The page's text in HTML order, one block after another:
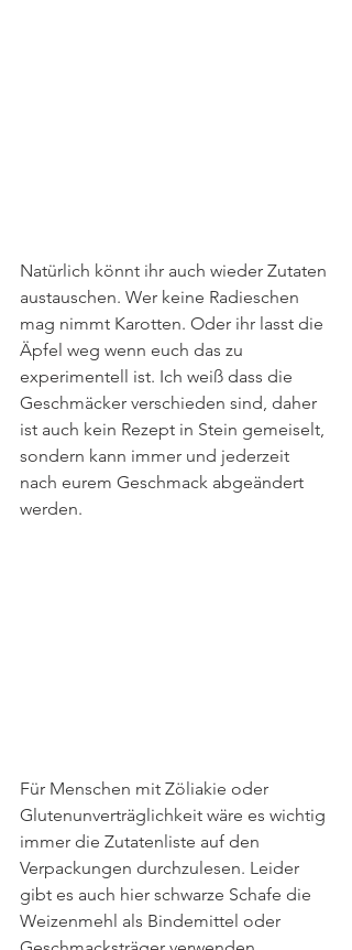
Natürlich könnt ihr auch wieder Zutaten
austauschen. Wer keine Radieschen
mag nimmt Karotten. Oder ihr lasst die
Äpfel weg wenn euch das zu
experimentell ist. Ich weiß dass die
Geschmäcker verschieden sind, daher
ist auch kein Rezept in Stein gemeiselt,
sondern kann immer und jederzeit
nach eurem Geschmack abgeändert
werden.
Für Menschen mit Zöliakie oder
Glutenunverträglichkeit wäre es wichtig
immer die Zutatenliste auf den
Verpackungen durchzulesen. Leider
gibt es auch hier schwarze Schafe die
Weizenmehl als Bindemittel oder